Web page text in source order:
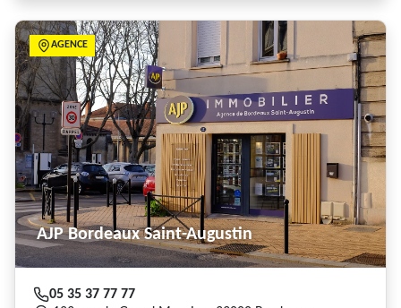
AGENCE
AJP Bordeaux Saint-Augustin
05 35 37 77 77